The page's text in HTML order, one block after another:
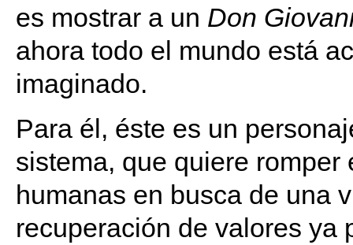
es mostrar a un Don
ahora todo el mundo está
imaginado.
Para él, éste es un
sistema, que quiere
humanas en busca de una
recuperación de valores ya